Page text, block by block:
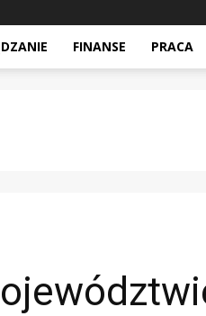
FINANSE PRACA